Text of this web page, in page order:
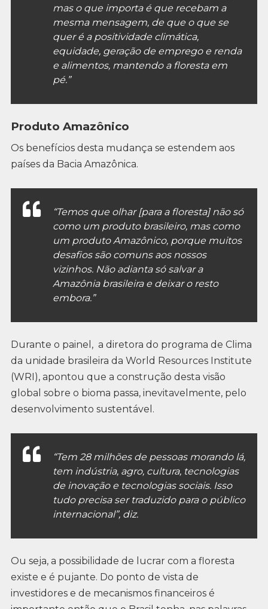
mas o que importa é que recebam a
mesma mensagem, de que o que se
quer é a positividade climática,
equidade, geração de emprego e renda
e alimentos, mantendo a floresta em
pé.”
Produto Amazônico
Os benefícios desta mudança se estendem aos
países da Bacia Amazônica.
“Temos que olhar [para a floresta] não só
como um produto brasileiro, mas como
um produto Amazônico, porque muitos
desafios são comuns aos nossos
vizinhos. Não adianta só salvar a
Amazônia brasileira e deixar o resto
embora.”
Durante o painel, a diretora do programa de Clima
da unidade brasileira da World Resources Institute
(WRI), apontou que a construção desta visão
global sobre o bioma passa, inevitavelmente, pelo
desenvolvimento sustentável.
“Tem 28 milhões de pessoas morando lá,
tem indústria, agro, cultura, tecnologias
de inovação e tecnologias sociais. Isso
tudo precisa ser traduzido para o público
internacional”, diz.
Ou seja, a possibilidade de lucrar com a floresta
existe e é pujante. Do ponto de vista de
investidores e de mecanismos financeiros é